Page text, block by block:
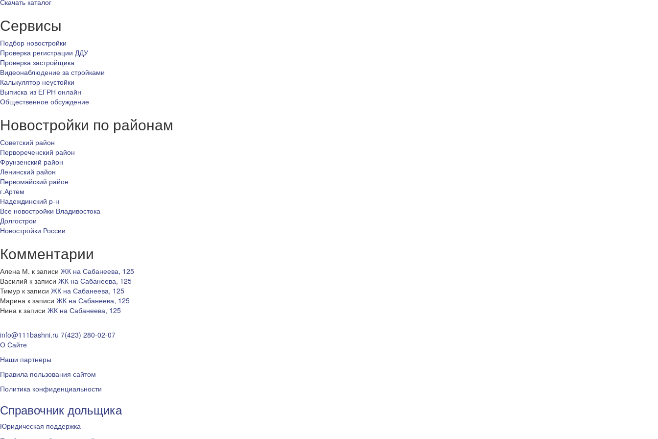
Скачать каталог
Сервисы
Подбор новостройки
Проверка регистрации ДДУ
Проверка застройщика
Видеонаблюдение за стройками
Калькулятор неустойки
Выписка из ЕГРН онлайн
Общественное обсуждение
Новостройки по районам
Советский район
Первореченский район
Фрунзенский район
Ленинский район
Первомайский район
г.Артем
Надеждинский р-н
Все новостройки Владивостока
Долгострои
Новостройки России
Комментарии
Алена М. к записи ЖК на Сабанеева, 125
Василий к записи ЖК на Сабанеева, 125
Тимур к записи ЖК на Сабанеева, 125
Марина к записи ЖК на Сабанеева, 125
Нина к записи ЖК на Сабанеева, 125
info@111bashni.ru 7(423) 280-02-07
О Сайте
Наши партнеры
Правила пользования сайтом
Политика конфиденциальности
Справочник дольщика
Юридическая поддержка